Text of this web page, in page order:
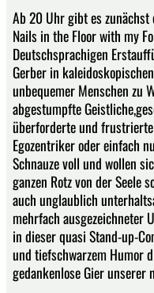
Ab 20 Uhr gibt es zunächst
Nails in the Floor with my
Deutschsprachigen
Gerber in
unbequemer Menschen zu
abgestumpfte
überforderte und
Egozentriker oder einfach
Schnauze voll und wollen
ganzen Rotz von der Seele
auch unglaublich
mehrfach ausgezeichneter
in dieser quasi Stand-up-
und tiefschwarzem Humor
gedankenlose Gier unserer